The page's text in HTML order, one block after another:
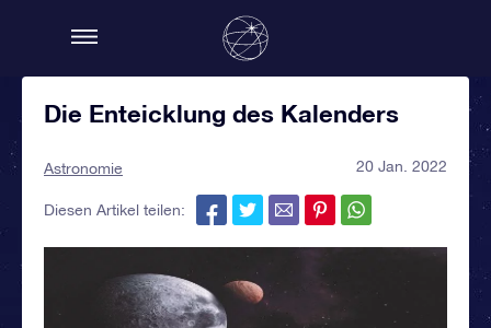
Die Enteicklung des Kalenders
Astronomie 20 Jan. 2022
Diesen Artikel teilen: